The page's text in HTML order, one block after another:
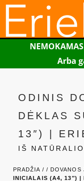
NEMOKAMAS
Arba
ODINIS
DĖKLAS
13″) |
IŠ
PRADŽIA / /
INICIALAIS (A4, 13″) |